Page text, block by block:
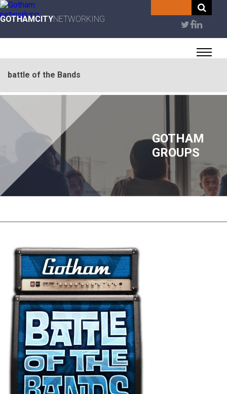
Skip
to
main
GOTHAMCITYNETWORKING
User
account
menu
battle of the Bands
GOTHAM
GROUPS